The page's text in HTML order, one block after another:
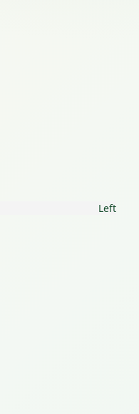
Left